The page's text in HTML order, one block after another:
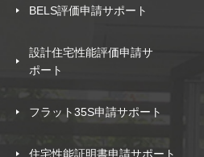
BELS評価申請サポート
設計住宅性能評価申請サ
ポート
フラット35S申請サポート
住宅性能証明書申請サポート